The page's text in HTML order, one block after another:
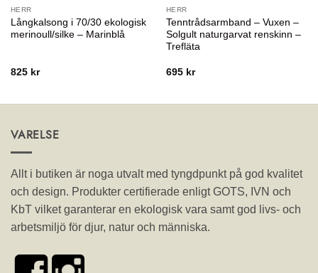
HERR
Långkalsong i 70/30 ekologisk
merinoull/silke – Marinblå
825 kr
HERR
Tenntrådsarmband – Vuxen –
Solgult naturgarvat renskinn –
Trefläta
695 kr
VARELSE
Allt i butiken är noga utvalt med tyngdpunkt på god kvalitet
och design. Produkter certifierade enligt GOTS, IVN och
KbT vilket garanterar en ekologisk vara samt god livs- och
arbetsmiljö för djur, natur och människa.